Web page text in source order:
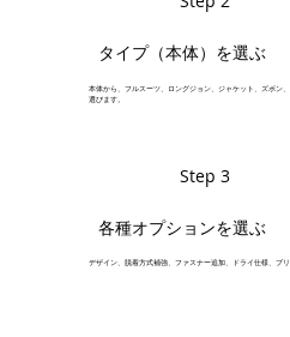
タイプ（本体）を選ぶ
本体から、フルスーツ、ロングジョン、ジャケット、ズボン
選びます。
Step 3
各種オプションを選ぶ
デザイン、脱着方式補強、ファスナー追加、ドライ仕様、プ